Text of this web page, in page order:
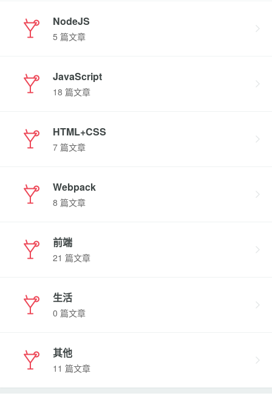
NodeJS
5 篇文章
JavaScript
18 篇文章
HTML+CSS
7 篇文章
Webpack
8 篇文章
前端
21 篇文章
生活
0 篇文章
其他
11 篇文章